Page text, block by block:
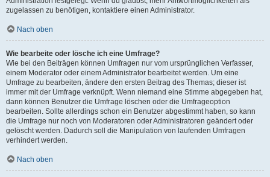
zugelassen zu benötigen, kontaktiere einen Administrator.
Nach oben
Wie bearbeite oder lösche ich eine Umfrage?
Wie bei den Beiträgen können Umfragen nur vom ursprünglichen Verfasser,
einem Moderator oder einem Administrator bearbeitet werden. Um eine
Umfrage zu bearbeiten, ändere den ersten Beitrag des Themas; dieser ist
immer mit der Umfrage verknüpft. Wenn niemand eine Stimme abgegeben hat,
dann können Benutzer die Umfrage löschen oder die Umfrageoption
bearbeiten. Sollte allerdings schon ein Benutzer abgestimmt haben, so kann
die Umfrage nur noch von Moderatoren oder Administratoren geändert oder
gelöscht werden. Dadurch soll die Manipulation von laufenden Umfragen
verhindert werden.
Nach oben